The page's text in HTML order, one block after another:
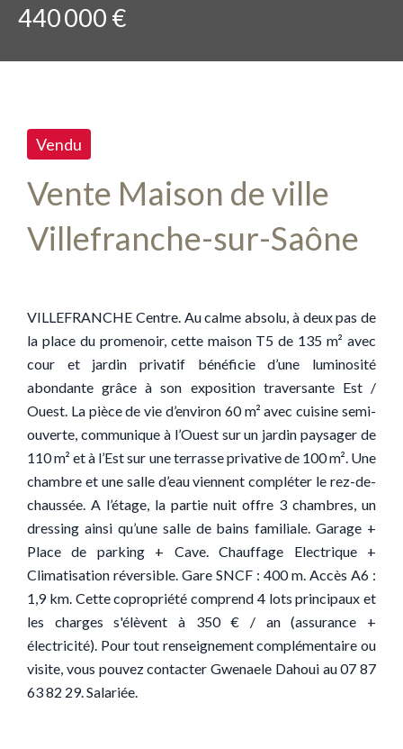
440 000 €
Vendu
Vente Maison de ville
Villefranche-sur-Saône
VILLEFRANCHE Centre. Au calme absolu, à deux pas de
la place du promenoir, cette maison T5 de 135 m² avec
cour et jardin privatif bénéficie d’une luminosité
abondante grâce à son exposition traversante Est /
Ouest. La pièce de vie d’environ 60 m² avec cuisine semi-
ouverte, communique à l’Ouest sur un jardin paysager de
110 m² et à l’Est sur une terrasse privative de 100 m². Une
chambre et une salle d’eau viennent compléter le rez-de-
chaussée. A l’étage, la partie nuit offre 3 chambres, un
dressing ainsi qu’une salle de bains familiale. Garage +
Place de parking + Cave. Chauffage Electrique +
Climatisation réversible. Gare SNCF : 400 m. Accès A6 :
1,9 km. Cette copropriété comprend 4 lots principaux et
les charges s'élèvent à 350 € / an (assurance +
électricité). Pour tout renseignement complémentaire ou
visite, vous pouvez contacter Gwenaele Dahoui au 07 87
63 82 29. Salariée.